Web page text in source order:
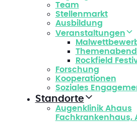
Team
Stellenmarkt
Ausbildung
Veranstaltungen
Rockfield
Forschung
Kooperationen
Soziales
Standorte
Augenklinik Ahaus
Fachkrankenhaus,